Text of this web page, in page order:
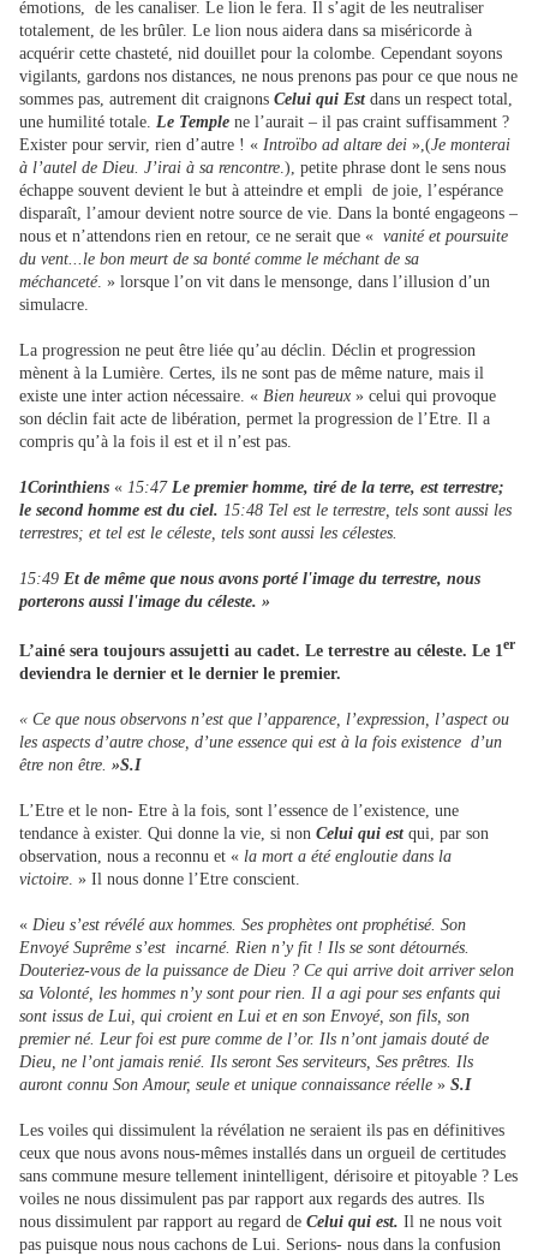
émotions, de les canaliser. Le lion le fera. Il s’agit de les neutraliser
totalement, de les brûler. Le lion nous aidera dans sa miséricorde à
acquérir cette chasteté, nid douillet pour la colombe. Cependant soyons
vigilants, gardons nos distances, ne nous prenons pas pour ce que nous ne
sommes pas, autrement dit craignons Celui qui Est dans un respect total,
une humilité totale. Le Temple ne l’aurait – il pas craint suffisamment ?
Exister pour servir, rien d’autre ! « Introïbo ad altare dei »,(Je monterai
à l’autel de Dieu. J’irai à sa rencontre.), petite phrase dont le sens nous
échappe souvent devient le but à atteindre et empli de joie, l’espérance
disparaît, l’amour devient notre source de vie. Dans la bonté engageons –
nous et n’attendons rien en retour, ce ne serait que « vanité et poursuite
du vent...le bon meurt de sa bonté comme le méchant de sa
méchanceté. » lorsque l’on vit dans le mensonge, dans l’illusion d’un
simulacre.
La progression ne peut être liée qu’au déclin. Déclin et progression
mènent à la Lumière. Certes, ils ne sont pas de même nature, mais il
existe une inter action nécessaire. « Bien heureux » celui qui provoque
son déclin fait acte de libération, permet la progression de l’Etre. Il a
compris qu’à la fois il est et il n’est pas.
1Corinthiens « 15:47 Le premier homme, tiré de la terre, est terrestre;
le second homme est du ciel. 15:48 Tel est le terrestre, tels sont aussi les
terrestres; et tel est le céleste, tels sont aussi les célestes.
15:49 Et de même que nous avons porté l'image du terrestre, nous
porterons aussi l'image du céleste. »
L’ainé sera toujours assujetti au cadet. Le terrestre au céleste. Le 1 er
deviendra le dernier et le dernier le premier.
« Ce que nous observons n’est que l’apparence, l’expression, l’aspect ou
les aspects d’autre chose, d’une essence qui est à la fois existence d’un
être non être. »S.I
L’Etre et le non- Etre à la fois, sont l’essence de l’existence, une
tendance à exister. Qui donne la vie, si non Celui qui estqui, par son
observation, nous a reconnu et « la mort a été engloutie dans la
victoire . » Il nous donne l’Etre conscient.
« Dieu s’est révélé aux hommes. Ses prophètes ont prophétisé. Son
Envoyé Suprême s’est incarné. Rien n’y fit ! Ils se sont détournés.
Douteriez-vous de la puissance de Dieu ? Ce qui arrive doit arriver selon
sa Volonté, les hommes n’y sont pour rien. Il a agi pour ses enfants qui
sont issus de Lui, qui croient en Lui et en son Envoyé, son fils, son
premier né. Leur foi est pure comme de l’or. Ils n’ont jamais douté de
Dieu, ne l’ont jamais renié. Ils seront Ses serviteurs, Ses prêtres. Ils
auront connu Son Amour, seule et unique connaissance réelle » S.I
Les voiles qui dissimulent la révélation ne seraient ils pas en définitives
ceux que nous avons nous-mêmes installés dans un orgueil de certitudes
sans commune mesure tellement inintelligent, dérisoire et pitoyable ? Les
voiles ne nous dissimulent pas par rapport aux regards des autres. Ils
nous dissimulent par rapport au regard de Celui qui est. Il ne nous voit
pas puisque nous nous cachons de Lui. Serions- nous dans la confusion